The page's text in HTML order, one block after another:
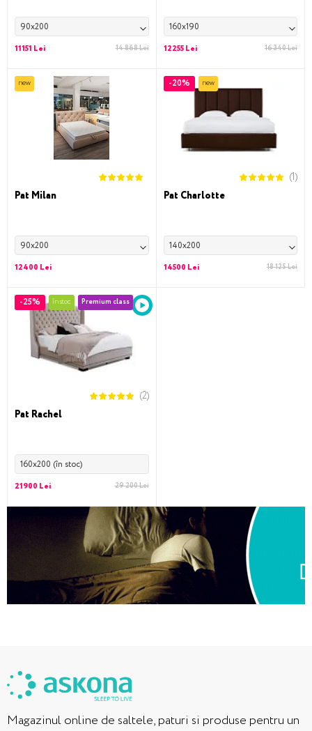
90x200
11151 Lei 14 868 Lei
160x190
12255 Lei 16 340 Lei
new
Pat Milan
90x200
12400 Lei
-20% new
(1)
Pat Charlotte
140x200
14500 Lei 18 125 Lei
-25% în stoc Premium class
(2)
Pat Rachel
160x200 (în stoc)
21900 Lei 29 200 Lei
Magazinul online de saltele, paturi si produse pentru un